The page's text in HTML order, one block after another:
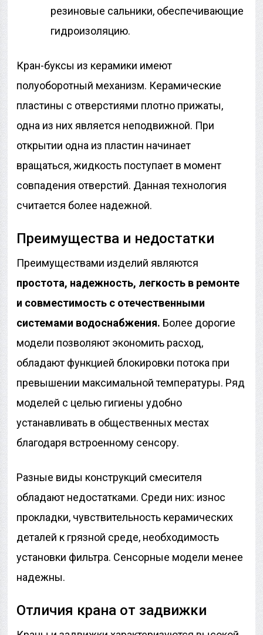
резиновые сальники, обеспечивающие
гидроизоляцию.
Кран-буксы из керамики имеют
полуоборотный механизм. Керамические
пластины с отверстиями плотно прижаты,
одна из них является неподвижной. При
открытии одна из пластин начинает
вращаться, жидкость поступает в момент
совпадения отверстий. Данная технология
считается более надежной.
Преимущества и недостатки
Преимуществами изделий являются
простота, надежность, легкость в ремонте
и совместимость с отечественными
системами водоснабжения. Более дорогие
модели позволяют экономить расход,
обладают функцией блокировки потока при
превышении максимальной температуры. Ряд
моделей с целью гигиены удобно
устанавливать в общественных местах
благодаря встроенному сенсору.
Разные виды конструкций смесителя
обладают недостатками. Среди них: износ
прокладки, чувствительность керамических
деталей к грязной среде, необходимость
установки фильтра. Сенсорные модели менее
надежны.
Отличия крана от задвижки